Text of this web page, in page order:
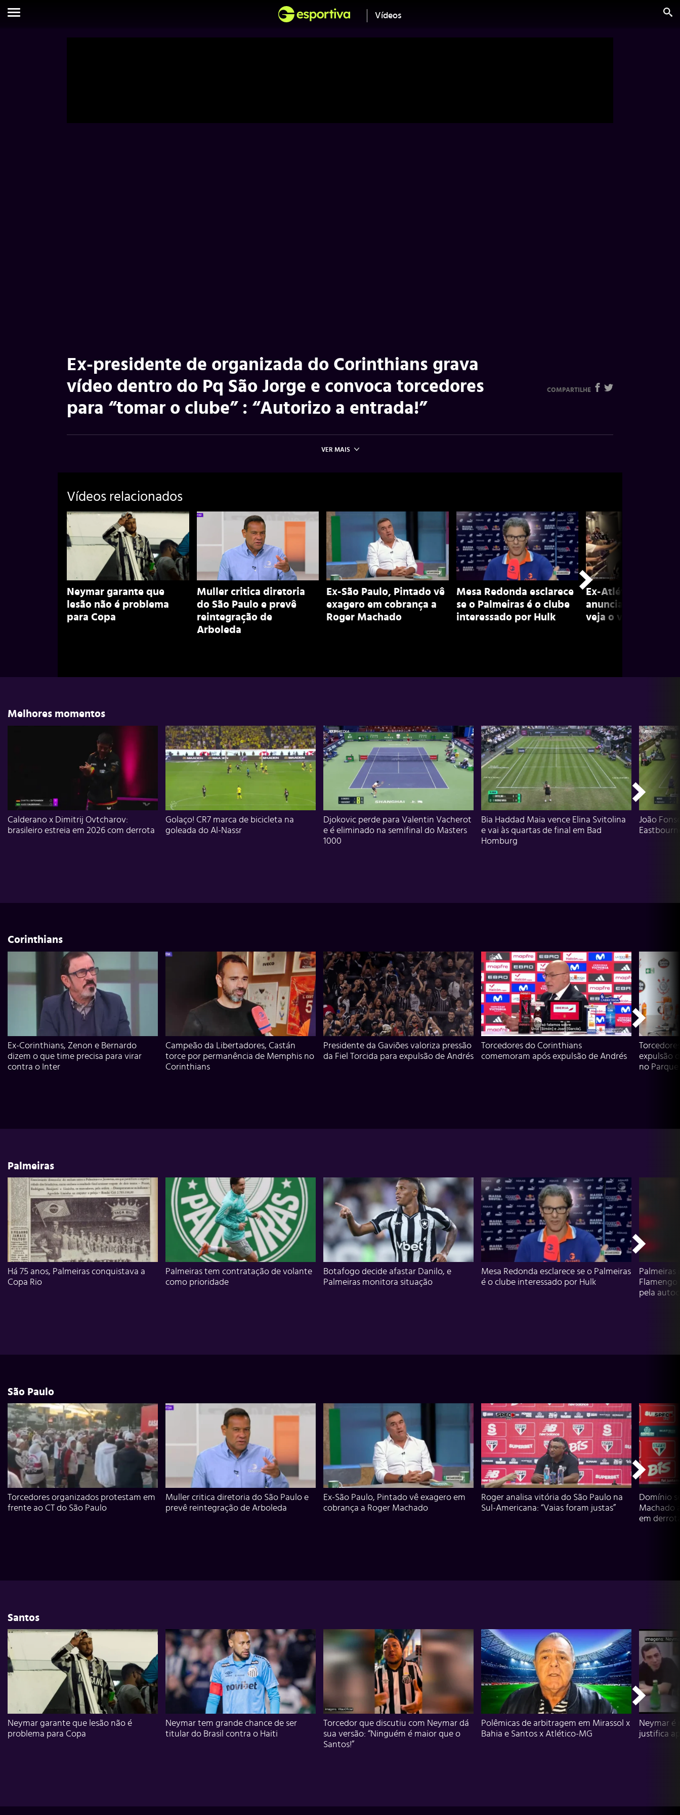
Vídeos
Ex-presidente de organizada do Corinthians grava
vídeo dentro do Pq São Jorge e convoca torcedores
para “tomar o clube” : “Autorizo a entrada!”
COMPARTILHE
VER MAIS
Vídeos relacionados
Neymar garante que
lesão não é problema
para Copa
Muller critica diretoria
do São Paulo e prevê
reintegração de
Arboleda
Ex-São Paulo, Pintado vê
exagero em cobrança a
Roger Machado
Mesa Redonda esclarece
se o Palmeiras é o clube
interessado por Hulk
Ex-Atlético,
anuncia
veja o vídeo
Melhores momentos
Calderano x Dimitrij Ovtcharov:
brasileiro estreia em 2026 com derrota
Golaço! CR7 marca de bicicleta na
goleada do Al-Nassr
Djokovic perde para Valentin Vacherot
e é eliminado na semifinal do Masters
1000
Bia Haddad Maia vence Elina Svitolina
e vai às quartas de final em Bad
Homburg
João
Corinthians
Ex-Corinthians, Zenon e Bernardo
dizem o que time precisa para virar
contra o Inter
Campeão da Libertadores, Castán
torce por permanência de Memphis no
Corinthians
Presidente da Gaviões valoriza pressão
da Fiel Torcida para expulsão de Andrés
Torcedores do Corinthians
comemoram após expulsão de Andrés
expulsão
no Parque
Palmeiras
Há 75 anos, Palmeiras conquistava a
Copa Rio
Palmeiras tem contratação de volante
como prioridade
Botafogo decide afastar Danilo, e
Palmeiras monitora situação
Mesa Redonda esclarece se o Palmeiras
é o clube interessado por Hulk
Flamengo
pela
São Paulo
Torcedores organizados protestam em
frente ao CT do São Paulo
Muller critica diretoria do São Paulo e
prevê reintegração de Arboleda
Ex-São Paulo, Pintado vê exagero em
cobrança a Roger Machado
Roger analisa vitória do São Paulo na
Sul-Americana: “Vaias foram justas”
Domínio
Machado
em
Santos
Neymar garante que lesão não é
problema para Copa
Neymar tem grande chance de ser
titular do Brasil contra o Haiti
Torcedor que discutiu com Neymar dá
sua versão: “Ninguém é maior que o
Santos!”
Polêmicas de arbitragem em Mirassol x
Bahia e Santos x Atlético-MG
Neymar é
justifica